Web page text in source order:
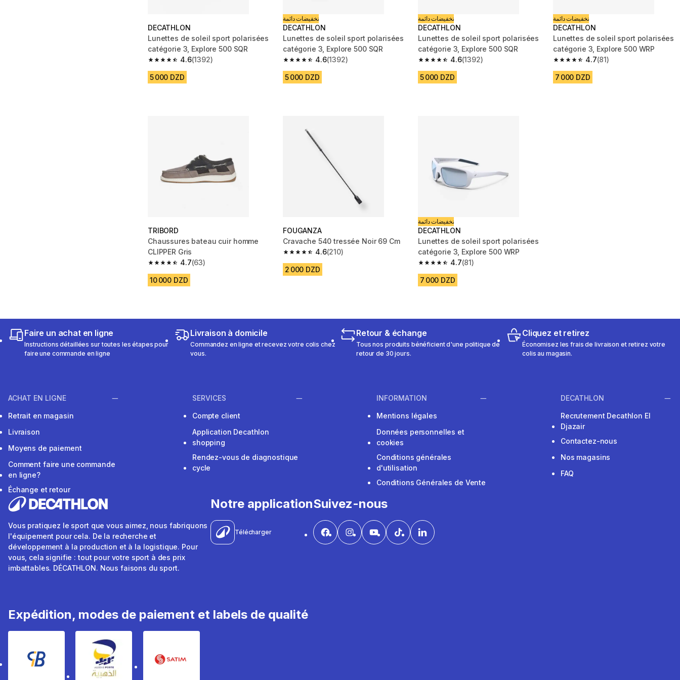
DECATHLON
Lunettes de soleil sport polarisées
catégorie 3, Explore 500 SQR
4.6
4.6 out of 5 stars from 1392 reviews
(1392)
5 000 DZD
تخفيضات دائمة
DECATHLON
Lunettes de soleil sport polarisées
catégorie 3, Explore 500 SQR
4.6
4.6 out of 5 stars from 1392 reviews
(1392)
5 000 DZD
تخفيضات دائمة
DECATHLON
Lunettes de soleil sport polarisées
catégorie 3, Explore 500 SQR
4.6
4.6 out of 5 stars from 1392 reviews
(1392)
5 000 DZD
تخفيضات دائمة
DECATHLON
Lunettes de soleil sport polarisées
catégorie 3, Explore 500 WRP
4.7
4.7 out of 5 stars from 81 reviews
(81)
7 000 DZD
TRIBORD
Chaussures bateau cuir homme
CLIPPER Gris
4.7
4.7 out of 5 stars from 63 reviews
(63)
10 000 DZD
FOUGANZA
Cravache 540 tressée Noir 69 Cm
4.6
4.6 out of 5 stars from 210 reviews
(210)
2 000 DZD
تخفيضات دائمة
DECATHLON
Lunettes de soleil sport polarisées
catégorie 3, Explore 500 WRP
4.7
4.7 out of 5 stars from 81 reviews
(81)
7 000 DZD
Faire un achat en ligne
Instructions détaillées sur toutes les étapes pour
faire une commande en ligne
Livraison à domicile
Commandez en ligne et recevez votre colis chez
vous.
Retour & échange
Tous nos produits bénéficient d'une politique de
retour de 30 jours.
Cliquez et retirez
Économisez les frais de livraison et retirez votre
colis au magasin.
ACHAT EN LIGNE
Retrait en magasin
Livraison
Moyens de paiement
Comment faire une commande
en ligne?
Échange et retour
SERVICES
Compte client
Application Decathlon
shopping
Rendez-vous de diagnostique
cycle
INFORMATION
Mentions légales
Données personnelles et
cookies
Conditions générales
d'utilisation
Conditions Générales de Vente
DECATHLON
Recrutement Decathlon El
Djazair
Contactez-nous
Nos magasins
FAQ
Vous pratiquez le sport que vous aimez, nous fabriquons
l'équipement pour cela. De la recherche et
développement à la production et à la logistique. Pour
vous, cela signifie : tout pour votre sport à des prix
imbattables. DÉCATHLON. Nous faisons du sport.
Notre application
Télécharger
Suivez-nous
Expédition, modes de paiement et labels de qualité